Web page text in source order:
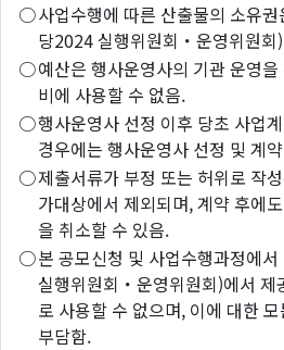
○사업수행에 따른 산출물의 소유
당2024 실행위원회・운영위원회
○예산은 행사운영사의 기관 운영
비에 사용할 수 없음.
○행사운영사 선정 이후 당초 사업
경우에는 행사운영사 선정 및 계
○제출서류가 부정 또는 허위로 작
가대상에서 제외되며, 계약 후에
을 취소할 수 있음.
○본 공모신청 및 사업수행과정에
실행위원회・운영위원회)에서 제
로 사용할 수 없으며, 이에 대한
부담함.